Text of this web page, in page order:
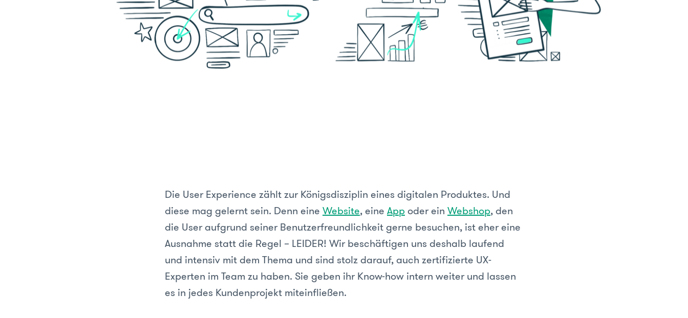
Die User Experience zählt zur Königsdisziplin eines digitalen Produktes. Und
diese mag gelernt sein. Denn eine Website, eine Appoder ein Webshop, den
die User aufgrund seiner Benutzerfreundlichkeit gerne besuchen, ist eher eine
Ausnahme statt die Regel – LEIDER! Wir beschäftigen uns deshalb laufend
und intensiv mit dem Thema und sind stolz darauf, auch zertifizierte UX-
Experten im Team zu haben. Sie geben ihr Know-how intern weiter und lassen
es in jedes Kundenprojekt miteinfließen.